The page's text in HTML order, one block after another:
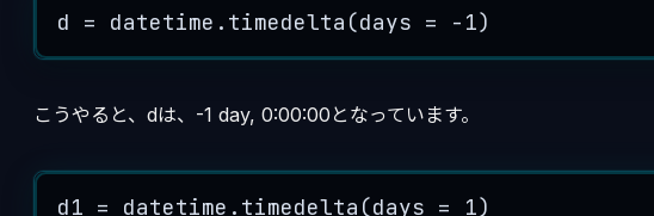
d = datetime. timedelta (days = - 1)
こうやると、dは、-1 day, 0:00:00となっています。
d1 = datetime. timedelta (days = 1)